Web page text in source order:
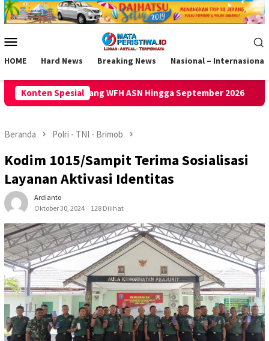
Loncat
ke
Mobile
HOME Hard News Breaking News Nasional – Internasional
Konten Spesial
ASN Hingga September 2026 Gempa M 5,3 Guncang
Beranda Polri - TNI - Brimob
Kodim 1015/Sampit Terima Sosialisasi
Layanan Aktivasi Identitas
Ardianto
Oktober 30, 2024
128 Dilihat